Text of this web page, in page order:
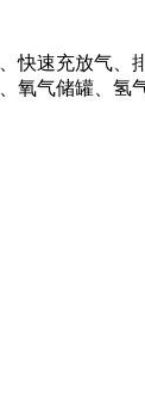
快速充放气、
氧气储罐、氢